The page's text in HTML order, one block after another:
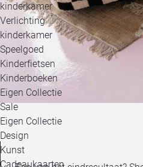
kinderkamer
Verlichting
kinderkamer
Speelgoed
Kinderfietsen
Kinderboeken
Eigen Collectie
Sale
Eigen Collectie
Design
Kunst
Cadeaukaarten